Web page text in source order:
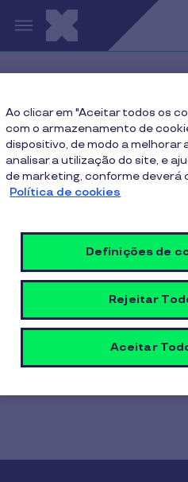
Passar para o conteúdo
Como contactar a Linha de
Como
Estamos sempre prontos
de ajuda, pode falar
Apoio a Clientes e
chamada local). Se preferir
nos um e-mail para
Ao clicar em "Aceitar todos os
com o armazenamento de
dispositivo, de modo a melhorar
analisar a utilização do site, e
de marketing, conforme deverá
Política de cookies
Definições de
Rejeitar
Aceitar